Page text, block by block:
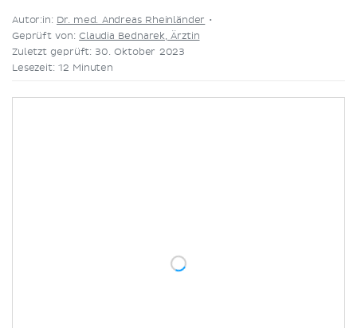
Autor:in: Dr. med. Andreas Rheinländer •
Geprüft von:Claudia Bednarek, Ärztin
Zuletzt geprüft: 30. Oktober 2023
Lesezeit: 12 Minuten